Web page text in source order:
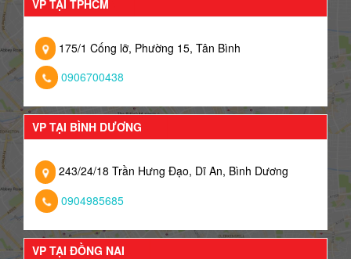
VP TẠI TPHCM
175/1 Cống lỡ, Phường 15, Tân Bình
0906700438
VP TẠI BÌNH DƯƠNG
243/24/18 Trần Hưng Đạo, Dĩ An, Bình Dương
0904985685
VP TẠI ĐỒNG NAI